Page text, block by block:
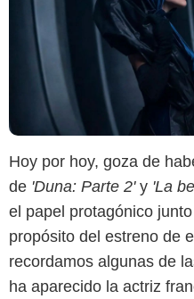
Hoy por hoy, goza de
de 'Duna: Parte 2' y 'La
el papel protagónico
propósito del estreno de
recordamos algunas de
ha aparecido la actriz